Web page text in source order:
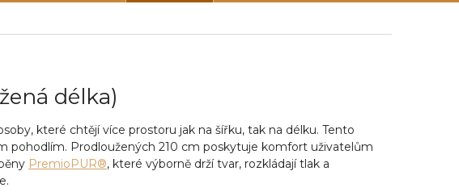
délka)
které chtějí více prostoru jak na šířku, tak na délku. Tento
pohodlím. Prodloužených 210 cm poskytuje komfort uživatelům
PremioPUR®, které výborně drží tvar, rozkládají tlak a